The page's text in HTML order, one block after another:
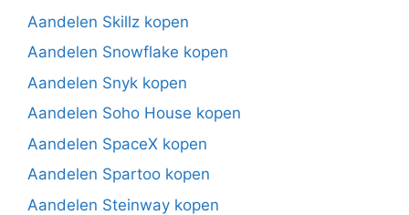
Aandelen Skillz kopen
Aandelen Snowflake kopen
Aandelen Snyk kopen
Aandelen Soho House kopen
Aandelen SpaceX kopen
Aandelen Spartoo kopen
Aandelen Steinway kopen